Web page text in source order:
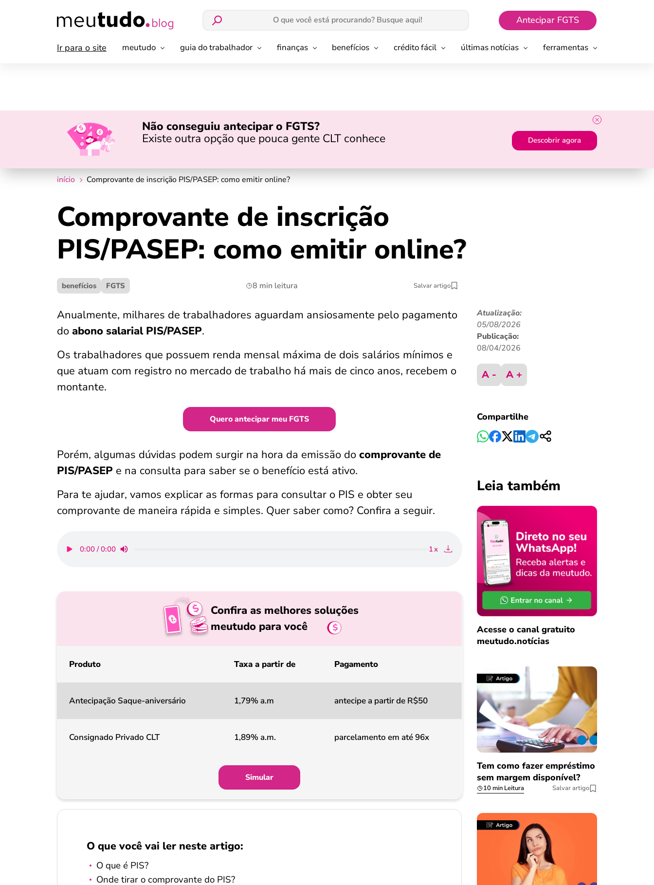
Antecipar FGTS
Ir para o site meutudo guia do trabalhador finanças benefícios crédito fácil últimas notícias ferramentas
Não conseguiu antecipar o FGTS?
Existe outra opção que pouca gente CLT conhece
Descobrir agora
início Comprovante de inscrição PIS/PASEP: como emitir online?
Comprovante de inscrição
PIS/PASEP: como emitir online?
benefícios FGTS 8 min leitura Salvar artigo
Anualmente, milhares de trabalhadores aguardam ansiosamente pelo pagamento
do abono salarial PIS/PASEP.
Os trabalhadores que possuem renda mensal máxima de dois salários mínimos e
que atuam com registro no mercado de trabalho há mais de cinco anos, recebem o
montante.
Quero antecipar meu FGTS
Porém, algumas dúvidas podem surgir na hora da emissão do comprovante de
PIS/PASEP e na consulta para saber se o benefício está ativo.
Para te ajudar, vamos explicar as formas para consultar o PIS e obter seu
comprovante de maneira rápida e simples. Quer saber como? Confira a seguir.
0:00 / 0:00 1x
Confira as melhores soluções
meutudo para você
Produto Taxa a partir de Pagamento
Antecipação Saque-aniversário 1,79% a.m antecipe a partir de R$50
Consignado Privado CLT 1,89% a.m. parcelamento em até 96x
Simular
O que você vai ler neste artigo:
O que é PIS?
Onde tirar o comprovante do PIS?
Atualização:
05/08/2026
Publicação:
08/04/2026
A - A +
Compartilhe
Leia também
Acesse o canal gratuito
meutudo.notícias
Tem como fazer empréstimo
sem margem disponível?
10 min Leitura Salvar artigo